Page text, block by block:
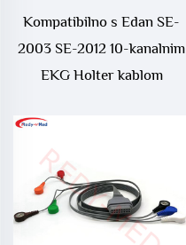
Kompatibilno s Edan SE-
2003 SE-2012 10-kanalnim
EKG Holter kablom